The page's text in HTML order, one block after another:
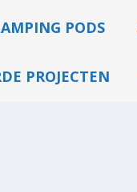
PODS
PROJECTEN